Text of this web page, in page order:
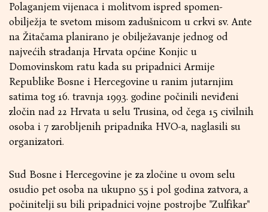
Polaganjem vijenaca i molitvom ispred spomen-
obilježja te svetom misom zadušnicom u crkvi sv. Ante
na Žitačama planirano je obilježavanje jednog od
najvećih stradanja Hrvata općine Konjic u
Domovinskom ratu kada su pripadnici Armije
Republike Bosne i Hercegovine u ranim jutarnjim
satima tog 16. travnja 1993. godine počinili neviđeni
zločin nad 22 Hrvata u selu Trusina, od čega 15 civilnih
osoba i 7 zarobljenih pripadnika HVO-a, naglasili su
organizatori.
Sud Bosne i Hercegovine je za zločine u ovom selu
osudio pet osoba na ukupno 55 i pol godina zatvora, a
počinitelji su bili pripadnici vojne postrojbe "Zulfikar"